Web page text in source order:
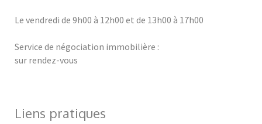
Le vendredi de 9h00 à 12h00 et de 13h00 à 17h00
Service de négociation immobilière :
sur rendez-vous
Liens pratiques